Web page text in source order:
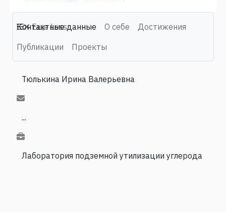
Контактные данные О себе
Достижения
Публикации
Проекты
Еще Less
Тюлькина Ирина Валерьевна
...
Лаборатория подземной утилизации углерода